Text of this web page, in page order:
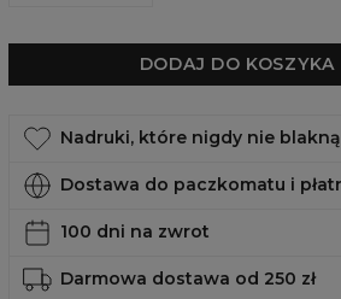
DODAJ DO KOSZYKA
Nadruki, które nigdy nie blakną
Dostawa do paczkomatu i
100 dni na zwrot
Darmowa dostawa od 250 zł